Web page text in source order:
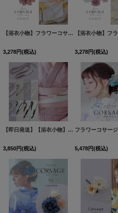
【浴衣小物】フラワーコサージュ【2カラー】[OF04]
3,278円(税込) 3,278円(税込)
【即日発送】【浴衣小物】ベロアパールモチーフ飾り紐 / 帯飾り / 飾り帯 [OF04]
3,850円(税込) 5,478円(税込)